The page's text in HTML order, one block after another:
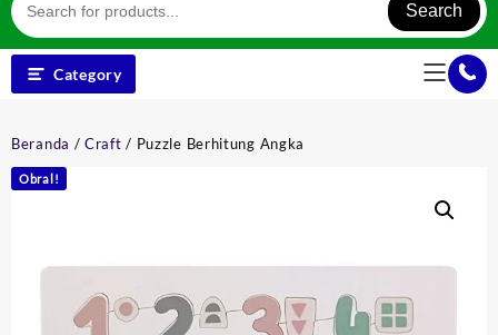
Search
Category
Beranda /Craft / Puzzle Berhitung Angka
Obral!